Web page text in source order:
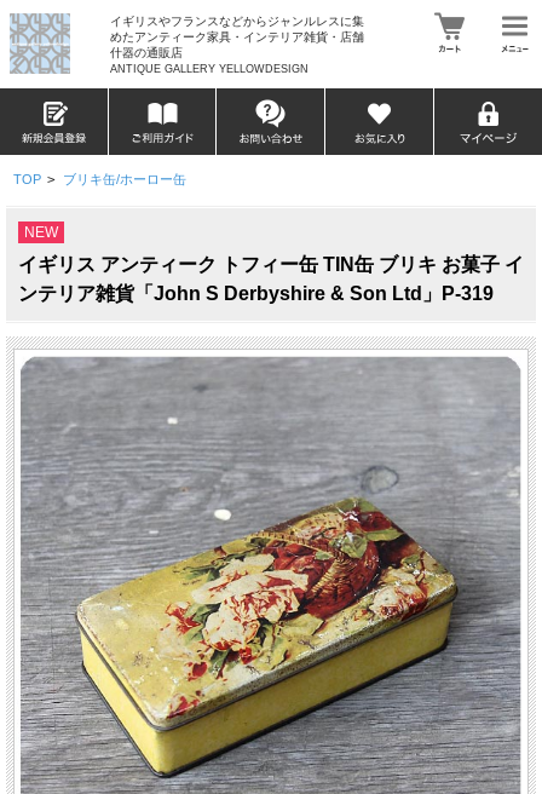
イギリスやフランスなどからジャンルレスに集
めたアンティーク家具・インテリア雑貨・店舗
什器の通販店
ANTIQUE GALLERY YELLOWDESIGN
TOP > ブリキ缶/ホーロー缶
NEW
イギリス アンティーク トフィー缶 TIN缶 ブリキ お菓子 イ
ンテリア雑貨「John S Derbyshire & Son Ltd」P-319